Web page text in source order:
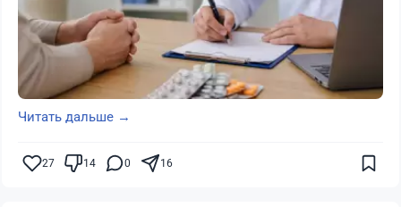
Читать дальше →
27 14 0 16